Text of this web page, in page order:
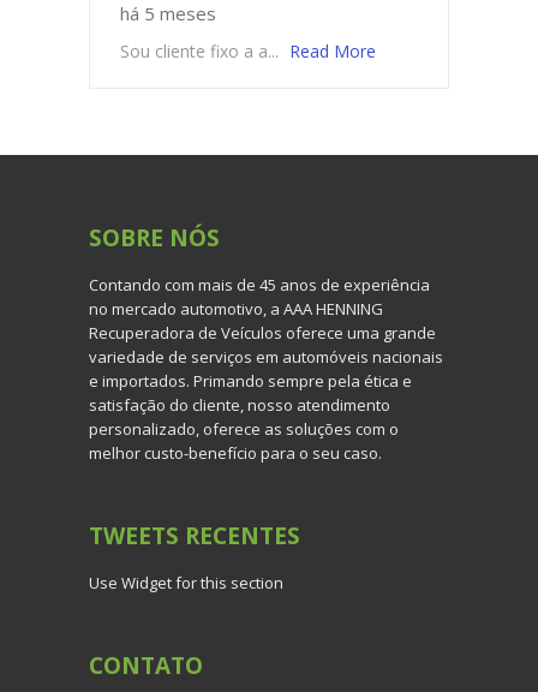
há 5 meses
Sou cliente fixo a a... Read More
SOBRE NÓS
Contando com mais de 45 anos de experiência
no mercado automotivo, a AAA HENNING
Recuperadora de Veículos oferece uma grande
variedade de serviços em automóveis nacionais
e importados. Primando sempre pela ética e
satisfação do cliente, nosso atendimento
personalizado, oferece as soluções com o
melhor custo-benefício para o seu caso.
TWEETS RECENTES
Use Widget for this section
CONTATO